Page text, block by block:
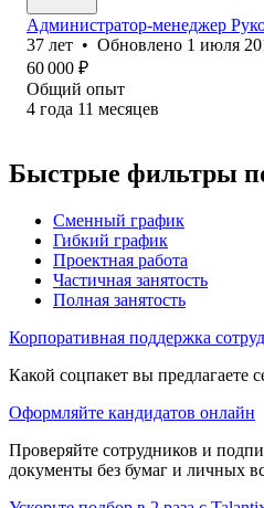
Администратор-менеджер
37 лет • Обновлено 1 июля
60 000 ₽
Общий опыт
4 года 11 месяцев
Быстрые фильтры
Сменный график
Гибкий график
Проектная работа
Частичная занятость
Полная занятость
Корпоративная поддержка
Какой соцпакет вы предлагаете
Оформляйте кандидатов онлайн
Проверяйте сотрудников и
документы без бумаг и личных